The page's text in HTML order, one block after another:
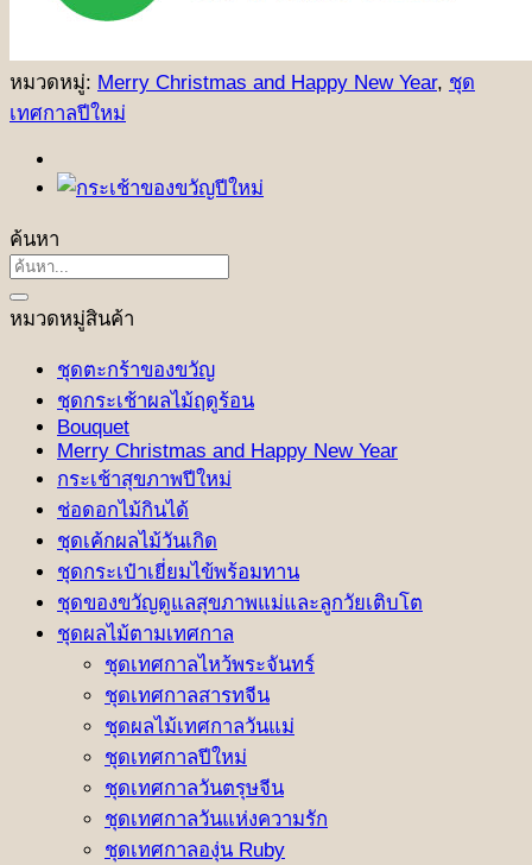
หมวดหมู่: Merry Christmas and Happy New Year, ชุด
เทศกาลปีใหม่
ค้นหา
ค้นหา:
หมวดหมู่สินค้า
ชุดตะกร้าของขวัญ
ชุดกระเช้าผลไม้ฤดูร้อน
Bouquet
Merry Christmas and Happy New Year
กระเช้าสุขภาพปีใหม่
ช่อดอกไม้กินได้
ชุดเค้กผลไม้วันเกิด
ชุดกระเป๋าเยี่ยมไข้พร้อมทาน
ชุดของขวัญดูแลสุขภาพแม่และลูกวัยเติบโต
ชุดผลไม้ตามเทศกาล
ชุดเทศกาลไหว้พระจันทร์
ชุดเทศกาลสารทจีน
ชุดผลไม้เทศกาลวันแม่
ชุดเทศกาลปีใหม่
ชุดเทศกาลวันตรุษจีน
ชุดเทศกาลวันแห่งความรัก
ชุดเทศกาลองุ่น Ruby